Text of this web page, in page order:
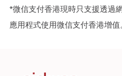
*微信支付香港現時只支援透過
應用程式使用微信支付香港增值